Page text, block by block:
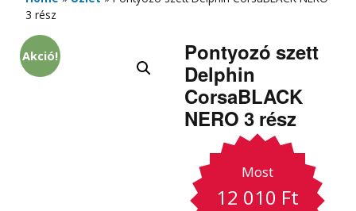
3 rész
Akció!
Pontyozó szett
Delphin
CorsaBLACK
NERO 3 rész
Most
12 010 Ft